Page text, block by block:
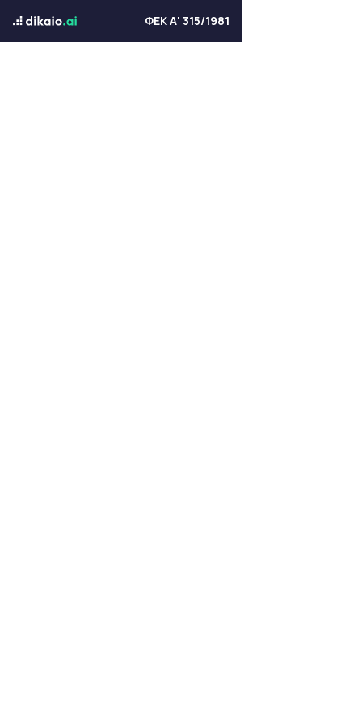
ΦΕΚ Α' 315/1981